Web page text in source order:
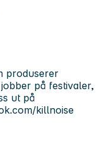
produserer
på festivaler,
ut på
killnoise